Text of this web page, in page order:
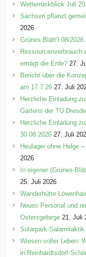
i
e
Wetterrückblick Juli
Sachsen pflanzt
2026
Grünes Blätt’l 08/2026
Ressourcenverbrauch
erträgt die Erde? 27.
Bericht über die
am 17.7.26 27. Juli
Herzliche Einladung
Gartens der TU
Herzliche Einladung
30.08.2026 27. Juli
Heulager ohne Helge
2026
In eigener (Grünes-
25. Juli 2026
Wanderhütte
Neues Personal und
Osterzgebirge 21. Juli
Solarpark-Salamitaktik
Wiesen voller Leben:
in Reinhardtsdorf-